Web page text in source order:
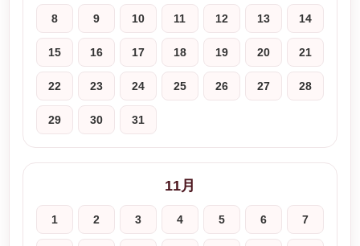
8 9 10 11 12 13 14
15 16 17 18 19 20 21
22 23 24 25 26 27 28
29 30 31
11月
1 2 3 4 5 6 7